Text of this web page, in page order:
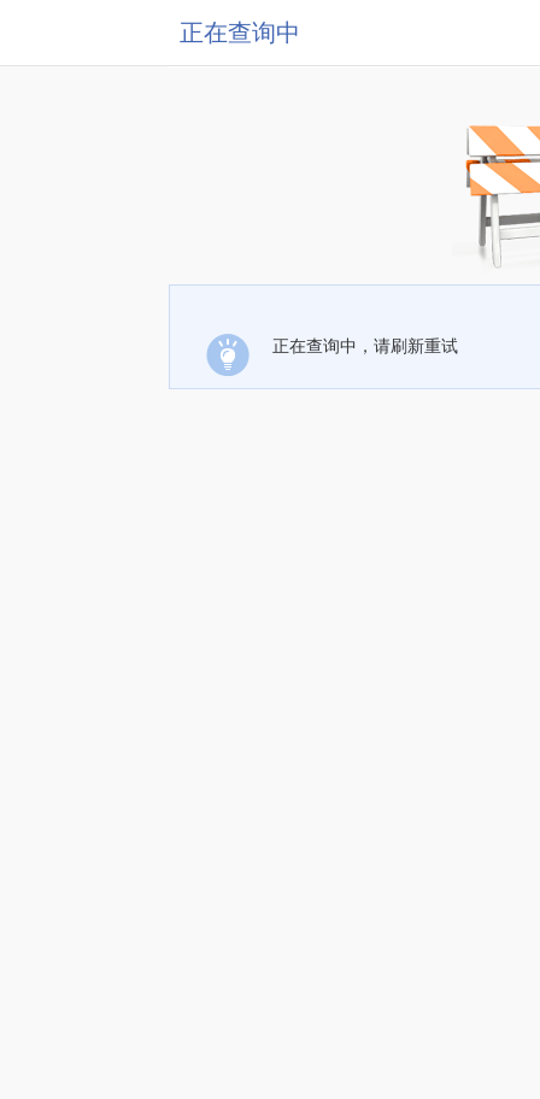
正在查询中
正在查询中，请刷新重试